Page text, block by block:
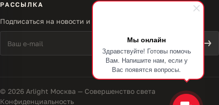
Мы онлайн
Здравствуйте! Готовы помочь
Вам. Напишите нам, если у
Вас появятся вопросы.
РАССЫЛКА
Подписаться на новости и акции
© 2026 Arlight Москва — Совершенство света
Конфиденциальность